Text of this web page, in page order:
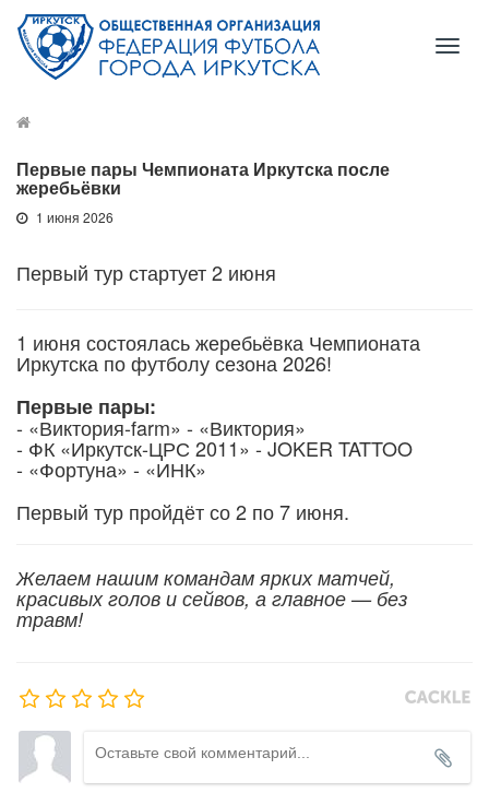
Первые пары Чемпионата Иркутска после
жеребьёвки
1 июня 2026
Первый тур стартует 2 июня
1 июня состоялась жеребьёвка Чемпионата
Иркутска по футболу сезона 2026!
Первые пары:
- «Виктория-farm» - «Виктория»
- ФК «Иркутск-ЦРС 2011» - JOKER TATTOO
- «Фортуна» - «ИНК»
Первый тур пройдёт со 2 по 7 июня.
Желаем нашим командам ярких матчей,
красивых голов и сейвов, а главное — без
травм!